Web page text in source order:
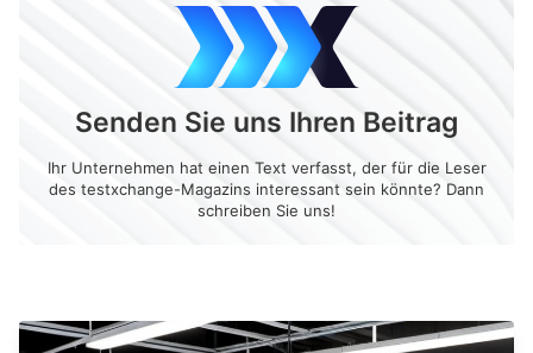
Senden Sie uns Ihren Beitrag
Ihr Unternehmen hat einen Text verfasst, der für die Leser
des testxchange-Magazins interessant sein könnte? Dann
schreiben Sie uns!